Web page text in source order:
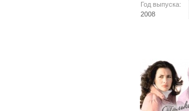
Год выпуска:
2008